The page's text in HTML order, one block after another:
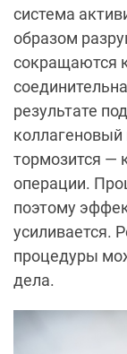
система
образом
сокращаются
результате
коллагеновый
тормозится —
операции.
поэтому
усиливается.
процедуры
дела.